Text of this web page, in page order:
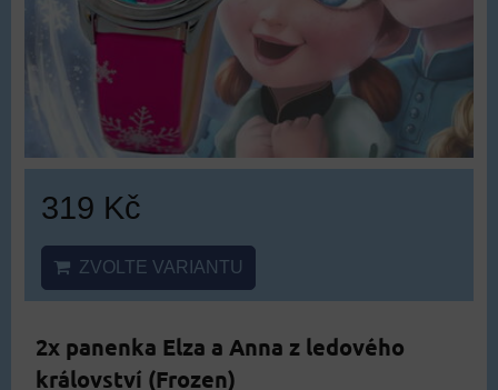
319 Kč
ZVOLTE VARIANTU
2x panenka Elza a Anna z ledového
království (Frozen)